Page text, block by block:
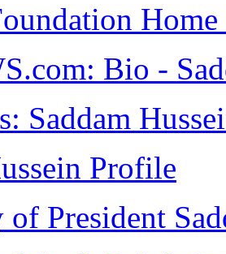
Home
Bio -
Saddam
Profile
President